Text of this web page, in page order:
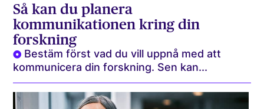
Så kan du planera
kommunikationen kring din
forskning
Bestäm först vad du vill uppnå med att
kommunicera din forskning. Sen kan...